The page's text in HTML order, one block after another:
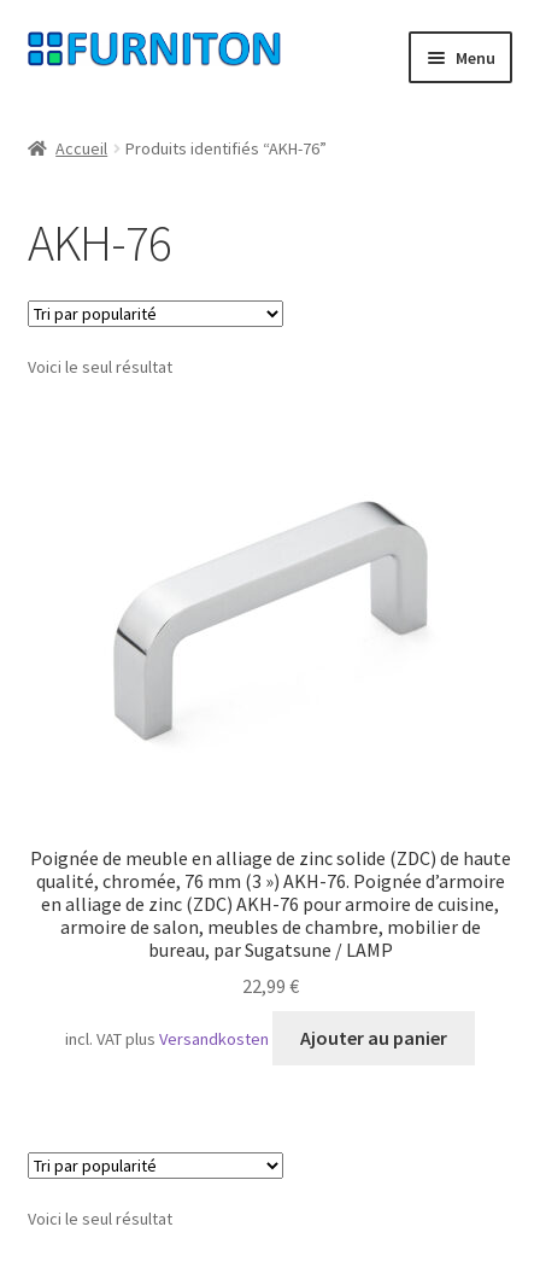
Aller
à
navigation
Aller
au
Menu
Protection des données
Droit de rétractation
Contact
Transport maritime
Accueil Produits identifiés “AKH-76”
AKH-76
Voici le seul résultat
Poignée de meuble en alliage de zinc solide (ZDC) de haute
qualité, chromée, 76 mm (3 ») AKH-76. Poignée d’armoire
en alliage de zinc (ZDC) AKH-76 pour armoire de cuisine,
armoire de salon, meubles de chambre, mobilier de
bureau, par Sugatsune / LAMP
22,99 €
incl. VATplusVersandkosten Ajouter au panier
Voici le seul résultat